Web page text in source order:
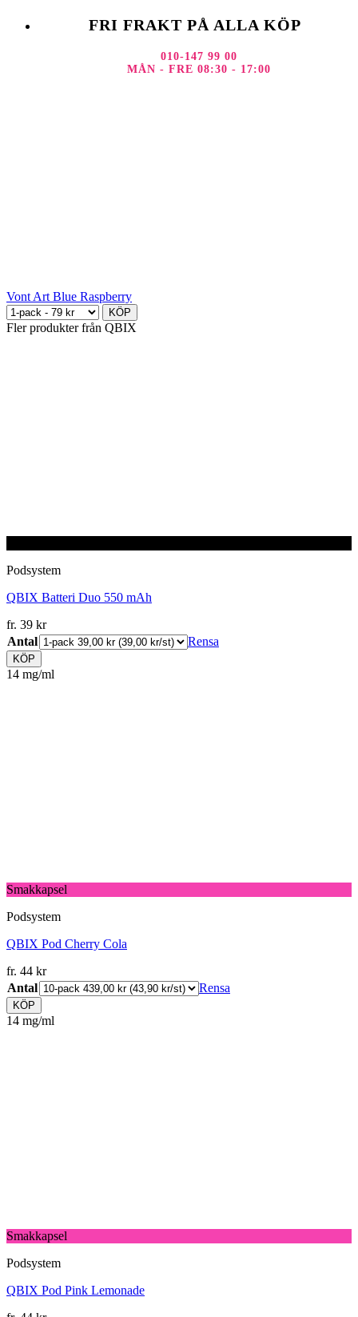
FRI FRAKT PÅ ALLA KÖP
010-147 99 00
MÅN - FRE 08:30 - 17:00
Vont Art Blue Raspberry
KÖP
Fler produkter från QBIX
Podsystem
QBIX Batteri Duo 550 mAh
fr. 39 kr
Antal
Rensa
KÖP
14 mg/ml
Smakkapsel
Podsystem
QBIX Pod Cherry Cola
fr. 44 kr
Antal
Rensa
KÖP
14 mg/ml
Smakkapsel
Podsystem
QBIX Pod Pink Lemonade